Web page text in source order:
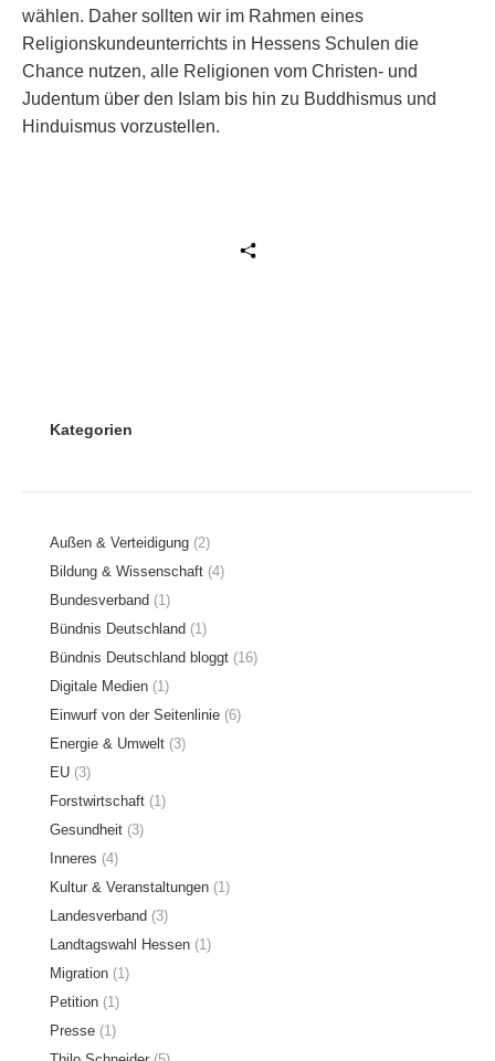
wählen. Daher sollten wir im Rahmen eines
Religionskundeunterrichts in Hessens Schulen die
Chance nutzen, alle Religionen vom Christen- und
Judentum über den Islam bis hin zu Buddhismus und
Hinduismus vorzustellen.
Kategorien
Außen & Verteidigung (2)
Bildung & Wissenschaft (4)
Bundesverband (1)
Bündnis Deutschland (1)
Bündnis Deutschland bloggt (16)
Digitale Medien (1)
Einwurf von der Seitenlinie (6)
Energie & Umwelt (3)
EU (3)
Forstwirtschaft (1)
Gesundheit (3)
Inneres (4)
Kultur & Veranstaltungen (1)
Landesverband (3)
Landtagswahl Hessen (1)
Migration (1)
Petition (1)
Presse (1)